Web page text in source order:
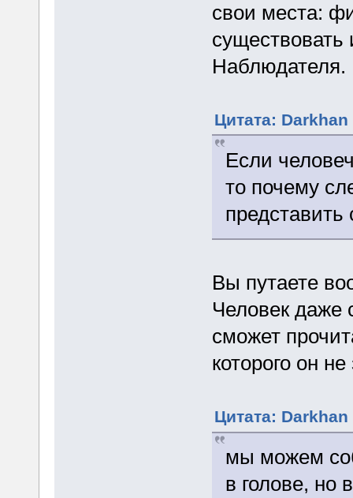
свои места:
существовать
Наблюдателя.
Цитата:
Если
то почему
Вы путаете
Человек даже
сможет
которого он не
Цитата:
мы можем
в голове, но